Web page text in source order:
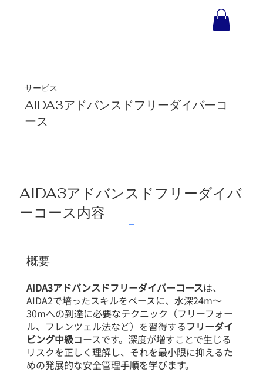
AIDA3アドバンスドフリーダイバ
ーコース内容
概要
​AIDA3アドバンスドフリーダイバーコースは、
AIDA2で培ったスキルをベースに、水深24m～
30mへの到達に必要なテクニック（フリーフォー
ル、フレンツェル法など）を習得するフリーダイ
ビング中級コースです。深度が増すことで生じる
リスクを正しく理解し、それを最小限に抑えるた
めの発展的な安全管理手順を学びます。
サービス
AIDA3アドバンスドフリーダイバーコ
ース